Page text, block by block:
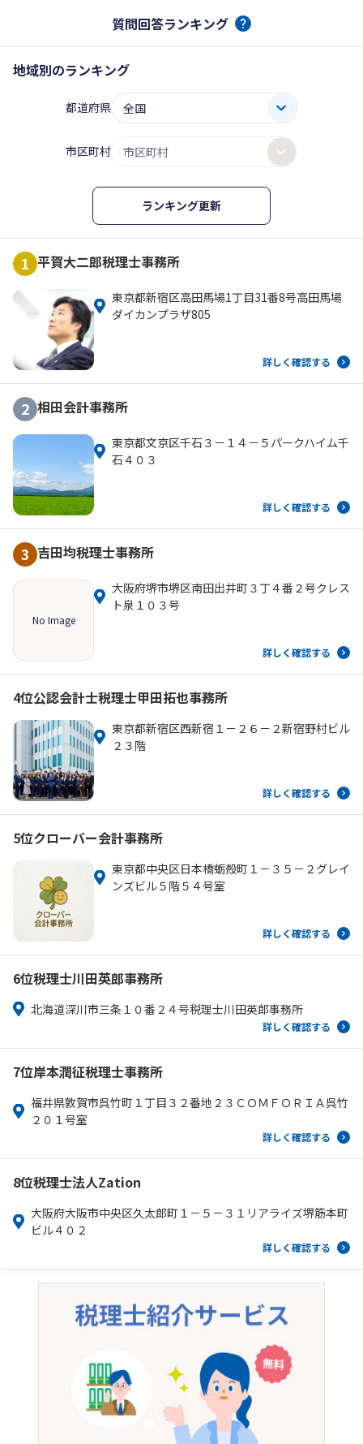
質問回答ランキング
地域別のランキング
都道府県
市区町村
ランキング更新
1 平賀大二郎税理士事務所
東京都新宿区高田馬場1丁目31番8号高田馬場
ダイカンプラザ805
詳しく確認する
2 相田会計事務所
東京都文京区千石３－１４－５パークハイム千
石４０３
詳しく確認する
3 吉田均税理士事務所
No Image
大阪府堺市堺区南田出井町３丁４番２号クレス
ト泉１０３号
詳しく確認する
4位公認会計士税理士甲田拓也事務所
東京都新宿区西新宿１－２６－２新宿野村ビル
２３階
詳しく確認する
5位クローバー会計事務所
東京都中央区日本橋蛎殻町１－３５－２グレイ
ンズビル５階５４号室
詳しく確認する
6位税理士川田英郎事務所
北海道深川市三条１０番２４号税理士川田英郎事務所
詳しく確認する
7位岸本潤征税理士事務所
福井県敦賀市呉竹町１丁目３２番地２３ＣＯＭＦＯＲＩＡ呉竹
２０１号室
詳しく確認する
8位税理士法人Zation
大阪府大阪市中央区久太郎町１－５－３１リアライズ堺筋本町
ビル４０２
詳しく確認する